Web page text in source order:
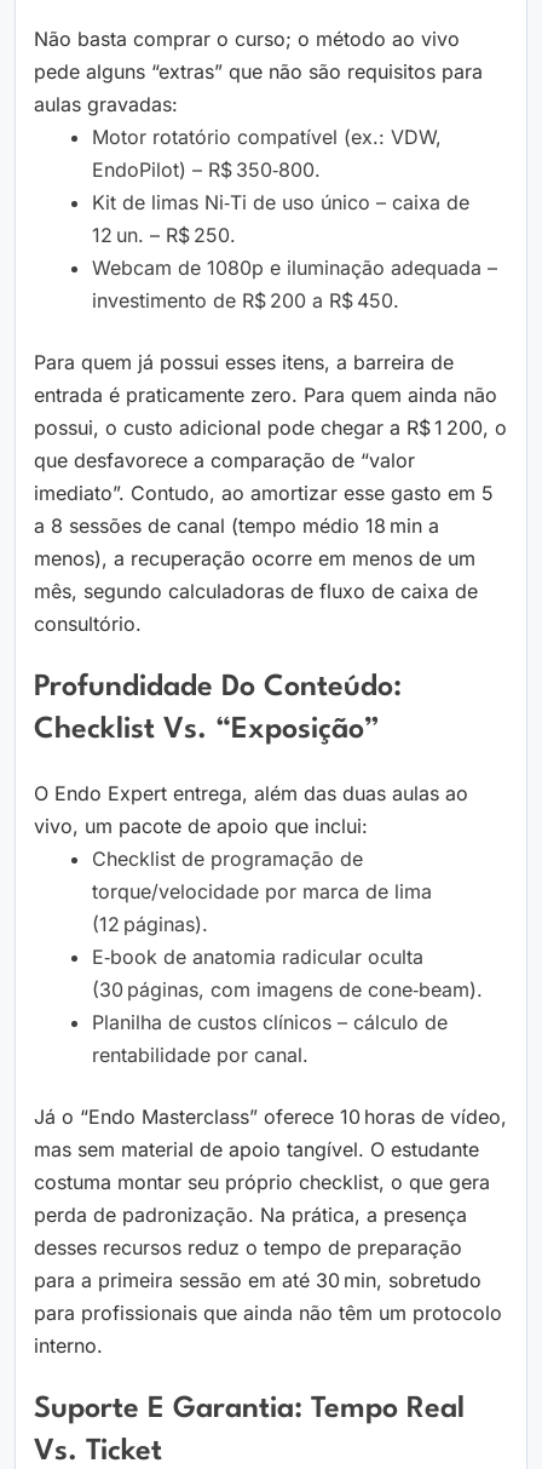
Não basta comprar o curso; o método ao vivo
pede alguns “extras” que não são requisitos para
aulas gravadas:
Motor rotatório compatível (ex.: VDW,
EndoPilot) – R$ 350‑800.
Kit de limas Ni‑Ti de uso único – caixa de
12 un. – R$ 250.
Webcam de 1080p e iluminação adequada –
investimento de R$ 200 a R$ 450.
Para quem já possui esses itens, a barreira de
entrada é praticamente zero. Para quem ainda não
possui, o custo adicional pode chegar a R$ 1 200, o
que desfavorece a comparação de “valor
imediato”. Contudo, ao amortizar esse gasto em 5
a 8 sessões de canal (tempo médio 18 min a
menos), a recuperação ocorre em menos de um
mês, segundo calculadoras de fluxo de caixa de
consultório.
Profundidade Do Conteúdo:
Checklist Vs. “exposição”
O Endo Expert entrega, além das duas aulas ao
vivo, um pacote de apoio que inclui:
Checklist de programação de
torque/velocidade por marca de lima
(12 páginas).
E‑book de anatomia radicular oculta
(30 páginas, com imagens de cone‑beam).
Planilha de custos clínicos – cálculo de
rentabilidade por canal.
Já o “Endo Masterclass” oferece 10 horas de vídeo,
mas sem material de apoio tangível. O estudante
costuma montar seu próprio checklist, o que gera
perda de padronização. Na prática, a presença
desses recursos reduz o tempo de preparação
para a primeira sessão em até 30 min, sobretudo
para profissionais que ainda não têm um protocolo
interno.
Suporte E Garantia: Tempo Real
Vs. Ticket